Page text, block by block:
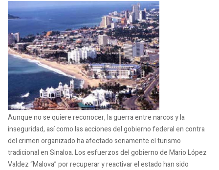
Aunque no se quiere reconocer, la guerra entre narcos y la
inseguridad, así como las acciones del gobierno federal en contra
del crimen organizado ha afectado seriamente el turismo
tradicional en Sinaloa. Los esfuerzos del gobierno de Mario López
Valdez “Malova” por recuperar y reactivar el estado han sido